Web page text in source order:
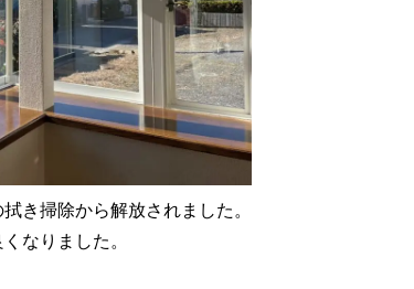
き掃除から解放されました。
なりました。